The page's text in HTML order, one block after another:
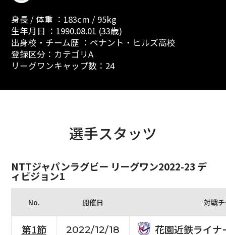
身長 / 体重 ：183cm / 95kg
生年月日 ：1990.08.01 (33歳)
出身校・チーム歴 ：ペナント・ヒルズ高校
登録区分：カテゴリA
リーグワンキャップ数：24
選手スタッツ
NTTジャパンラグビー リーグワン2022-23 デ
ィビジョン1
No. 開催日 対戦
第1節 2022/12/18
花園近鉄ライナ